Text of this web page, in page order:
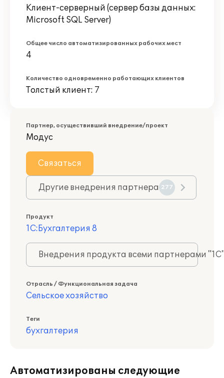
Клиент-серверный (сервер базы данных:
Microsoft SQL Server)
Общее число автоматизированных рабочих мест
4
Количество одновременно работающих клиентов
Толстый клиент: 7
Партнер, осуществивший внедрение/проект
Модус
Связаться
Другие внедрения партнера 277
Продукт
1С:Бухгалтерия 8
Внедрения продукта всеми партнерами
Отрасль / Функциональная задача
Сельское хозяйство
Теги
бухгалтерия
Автоматизированы следующие